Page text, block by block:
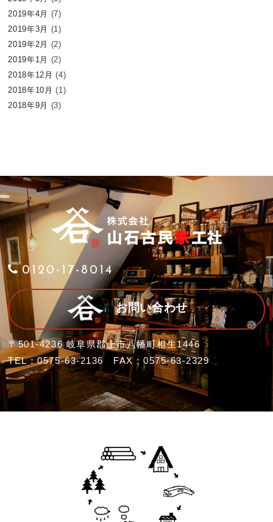
2019年4月 (7)
2019年3月 (1)
2019年2月 (2)
2019年1月 (2)
2018年12月 (4)
2018年10月 (1)
2018年9月 (3)
0120-17-8014
お問い合わせ
〒501-4236 岐阜県郡上市八幡町相生1446
TEL：0575-63-2136 FAX：0575-63-2329